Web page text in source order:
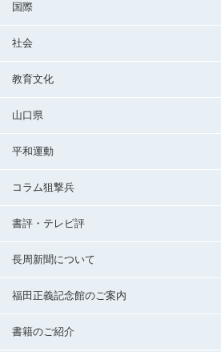
国際
社会
教育文化
山口県
平和運動
コラム狙撃兵
書評・テレビ評
長周新聞について
福田正義記念館のご案内
書籍のご紹介